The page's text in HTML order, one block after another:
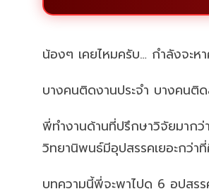
น้องๆ เคยไหมครับ… กำลังจะห
บางคนติดงานประจำ บางคนติ
พี่ทำงานด้านที่ปรึกษาวิจัยมาก
วิทยานิพนธ์มีอุปสรรคเยอะกว่า
บทความนี้พี่จะพาไปดู 6 อุปสร